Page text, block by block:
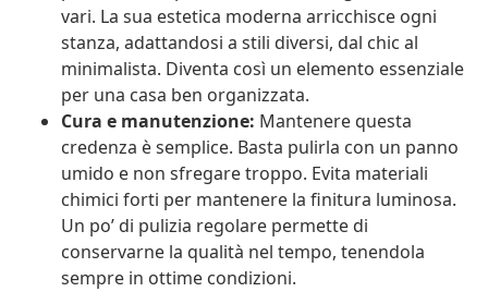
vari. La sua estetica moderna arricchisce ogni
stanza, adattandosi a stili diversi, dal chic al
minimalista. Diventa così un elemento essenziale
per una casa ben organizzata.
Cura e manutenzione: Mantenere questa
credenza è semplice. Basta pulirla con un panno
umido e non sfregare troppo. Evita materiali
chimici forti per mantenere la finitura luminosa.
Un po’ di pulizia regolare permette di
conservarne la qualità nel tempo, tenendola
sempre in ottime condizioni.